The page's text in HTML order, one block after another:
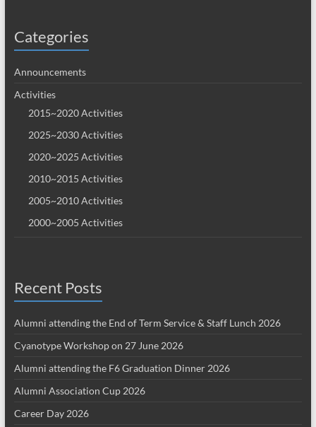
Categories
Announcements
Activities
2015~2020 Activities
2025~2030 Activities
2020~2025 Activities
2010~2015 Activities
2005~2010 Activities
2000~2005 Activities
Recent Posts
Alumni attending the End of Term Service & Staff Lunch 2026
Cyanotype Workshop on 27 June 2026
Alumni attending the F6 Graduation Dinner 2026
Alumni Association Cup 2026
Career Day 2026